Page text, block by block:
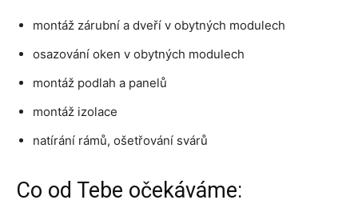
montáž zárubní a dveří v obytných modulech
osazování oken v obytných modulech
montáž podlah a panelů
montáž izolace
natírání rámů, ošetřování svárů
Co od Tebe očekáváme: